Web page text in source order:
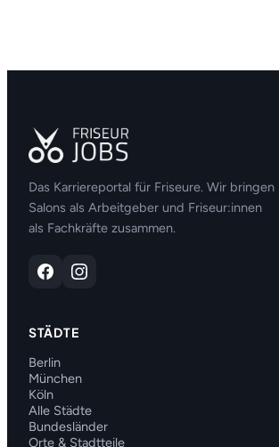
Das Karriereportal für Friseure. Wir bringen
Salons als Arbeitgeber und Friseur:innen
als Fachkräfte zusammen.
STÄDTE
Berlin
München
Köln
Alle Städte
Bundesländer
Orte & Stadtteile